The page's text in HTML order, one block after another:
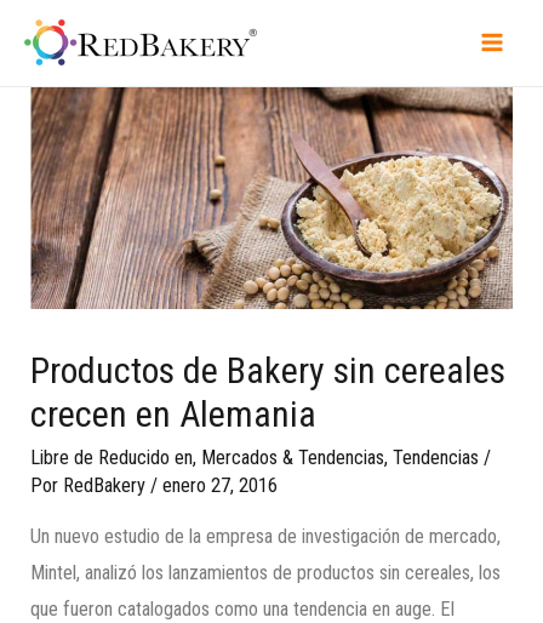
Productos de Bakery sin cereales
crecen en Alemania
Libre de Reducido en, Mercados & Tendencias,Tendencias /
Por RedBakery /enero 27, 2016
Un nuevo estudio de la empresa de investigación de mercado,
Mintel, analizó los lanzamientos de productos sin cereales, los
que fueron catalogados como una tendencia en auge. El